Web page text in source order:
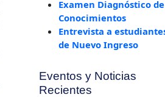
Examen Diagnóstico de
Conocimientos
Entrevista a
de Nuevo Ingreso
Eventos y Noticias
Recientes